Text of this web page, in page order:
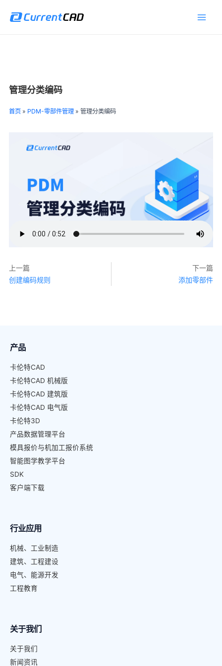
管理分类编码
首页» PDM-零部件管理» 管理分类编码
上一篇
创建编码规则
下一篇
添加零部件
产品
卡伦特CAD
卡伦特CAD 机械版
卡伦特CAD 建筑版
卡伦特CAD 电气版
卡伦特3D
产品数据管理平台
模具报价与机加工报价系统
智能图学教学平台
SDK
客户端下载
行业应用
机械、工业制造
建筑、工程建设
电气、能源开发
工程教育
关于我们
关于我们
新闻资讯